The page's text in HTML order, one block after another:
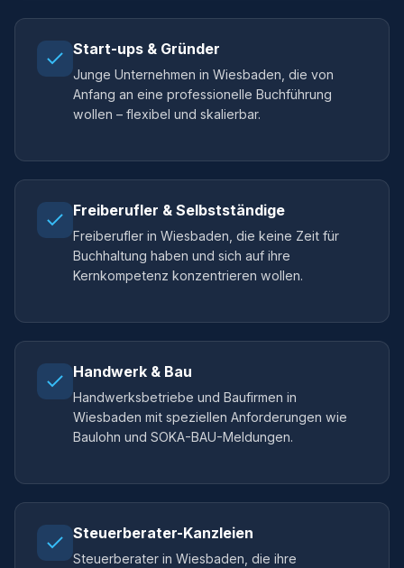
Start-ups & Gründer
Junge Unternehmen in Wiesbaden, die von
Anfang an eine professionelle Buchführung
wollen – flexibel und skalierbar.
Freiberufler & Selbstständige
Freiberufler in Wiesbaden, die keine Zeit für
Buchhaltung haben und sich auf ihre
Kernkompetenz konzentrieren wollen.
Handwerk & Bau
Handwerksbetriebe und Baufirmen in
Wiesbaden mit speziellen Anforderungen wie
Baulohn und SOKA-BAU-Meldungen.
Steuerberater-Kanzleien
Steuerberater in Wiesbaden, die ihre